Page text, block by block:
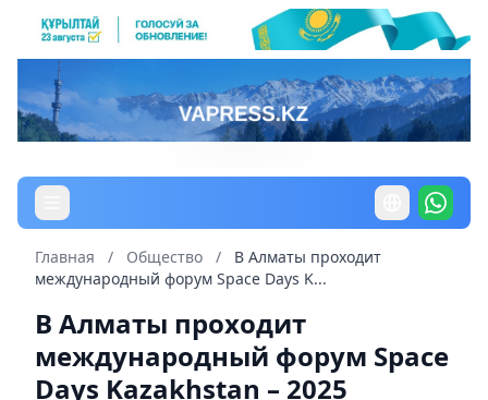
Главная / Общество /
В Алматы проходит
международный форум Space Days K...
В Алматы проходит
международный форум Space
Days Kazakhstan – 2025